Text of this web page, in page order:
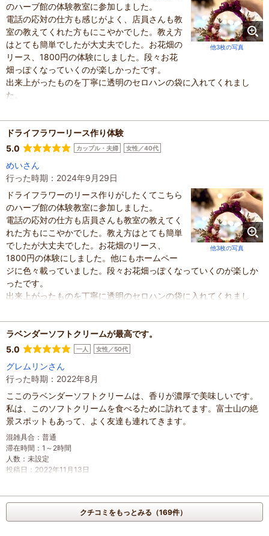
他3枚の写真
のハーブ館の体験教室に参加しました。
電話の応対の仕方も感じがよく、店員さんも教
室の教えてくれた方もにこやかでした。教え方
はとても簡単でしたが大丈夫でした。お花畑の
リース、1800円の体験にしました。段々お花
畑っぽくなっていくのが楽しかったです。
出来上がったものを丁寧に透明のセロハンの袋に入れてくれまし
た。
いてきました。
お土産売り場も広く2階にも沢山ありました。ラベンダーのサシェ買
えばよかったかなーと後悔しています。
混雑具合：やや空いていた
滞在時間
： 1時間未満
人数：未設定
投稿日：2024年9月30日
ドライフラワーリース作り体験
5.0
カップル・夫婦 女性／40代
めいさん
行った時期：2024年9月29日
他3枚の写真
ドライフラワーのリース作りがしたくてこちら
のハーブ館の体験教室に参加しました。
電話の応対の仕方も店員さんも教室の教えてく
れた方もにこやかでした。教え方はとても簡単
でしたが大丈夫でした。お花畑のリース、
1800円の体験にしました。他にもホームペー
ジに色々載っていました。段々お花畑っぽくなっていくのが楽しか
ったです。
出来上がったものを丁寧に透明のセロハンの袋に入れてくれまし
SNSに載せると小さなドライフラワーのブーケをくれるとの事で頂
いてきました。
お土産売り場が広いです。2階に体験教室がありますが、2階の方が
シェ買えばよかったかなーと後悔しています。
建物の裏にはお花畑がありジニアがいっぱい咲いていました。
混雑具合： やや空いていた
滞在時間：1時間未満
人数：未設定
投稿日 ： 2024年9月30日
ラベンダーソフトクリームが最高です。
5.0
一人 女性／50代
グレムリンさん
行った時期：2022年8月
ここのラベンダーソフトクリームは、香りが濃厚で美味しいです。
私は、このソフトクリームを食べるために訪れてます。富士山の絶
景スポットもあって、よく友達も連れてきます。
混雑具合 ： 普通
滞在時間 ： 1～2時間
人数 ： 未設定
投稿日 ： 2022年11月13日
クチコミをもっとみる（169件）